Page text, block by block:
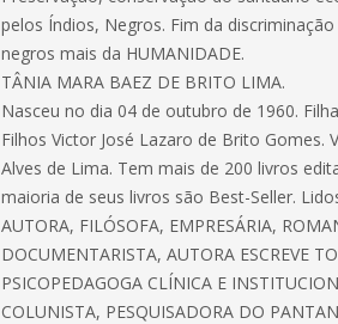
pelos Índios, Negros. Fim da
negros mais da HUMANIDADE.
TÂNIA MARA BAEZ DE BRITO LIMA.
Nasceu no dia 04 de outubro de 1960.
Filhos Victor José Lazaro de Brito Gomes.
Alves de Lima. Tem mais de 200 livros
maioria de seus livros são Best-Seller.
AUTORA, FILÓSOFA, EMPRESÁRIA,
DOCUMENTARISTA, AUTORA ESCREVE
PSICOPEDAGOGA CLÍNICA E
COLUNISTA, PESQUISADORA DO